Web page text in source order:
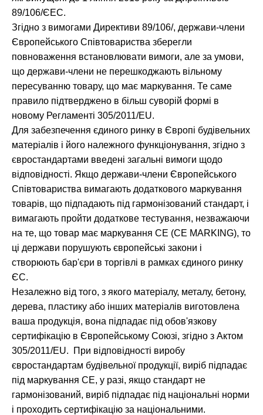
89/106/ЄЕС.
Згідно з вимогами Директиви 89/106/, держави-члени
Європейського Співтовариства зберегли
повноваження встановлювати вимоги, але за умови,
що держави-члени не перешкоджають вільному
пересуванню товару, що має маркування. Те саме
правило підтверджено в більш суворій формі в
новому Регламенті 305/2011/EU.
Для забезпечення єдиного ринку в Європі будівельних
матеріалів і його належного функціонування, згідно з
євростандартами введені загальні вимоги щодо
відповідності. Якщо держави-члени Європейського
Співтовариства вимагають додаткового маркування
товарів, що підпадають під гармонізований стандарт, і
вимагають пройти додаткове тестування, незважаючи
на те, що товар має маркування СЕ (CE MARKING), то
ці держави порушують європейські закони і
створюють бар'єри в торгівлі в рамках єдиного ринку
ЄС.
Незалежно від того, з якого матеріалу, металу, бетону,
дерева, пластику або інших матеріалів виготовлена
ваша продукція, вона підпадає під обов'язкову
сертифікацію в Європейському Союзі, згідно з Актом
305/2011/EU. При відповідності виробу
євростандартам будівельної продукції, виріб підпадає
під маркування СЕ, у разі, якщо стандарт не
гармонізований, виріб підпадає під національні норми
і проходить сертифікацію за національними.